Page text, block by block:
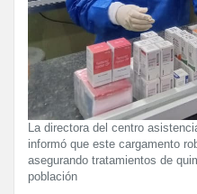
La directora del centro
informó que este cargamento
asegurando tratamientos de
población